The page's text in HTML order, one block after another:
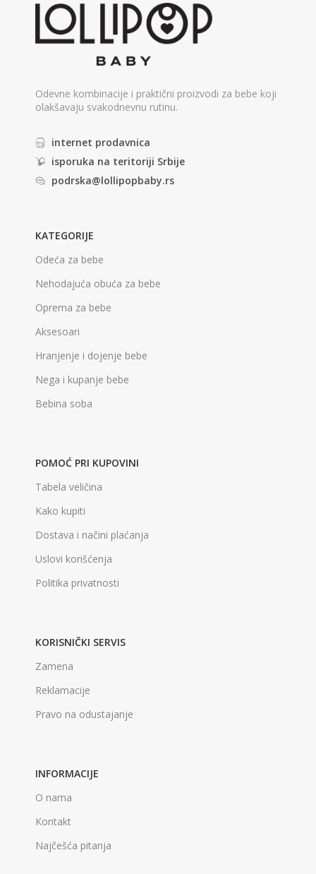
Odevne kombinacije i praktični proizvodi za bebe koji
olakšavaju svakodnevnu rutinu.
internet prodavnica
isporuka na teritoriji Srbije
podrska@lollipopbaby.rs
KATEGORIJE
Odeća za bebe
Nehodajuća obuća za bebe
Oprema za bebe
Aksesoari
Hranjenje i dojenje bebe
Nega i kupanje bebe
Bebina soba
POMOĆ PRI KUPOVINI
Tabela veličina
Kako kupiti
Dostava i načini plaćanja
Uslovi korišćenja
Politika privatnosti
KORISNIČKI SERVIS
Zamena
Reklamacije
Pravo na odustajanje
INFORMACIJE
O nama
Kontakt
Najčešća pitanja